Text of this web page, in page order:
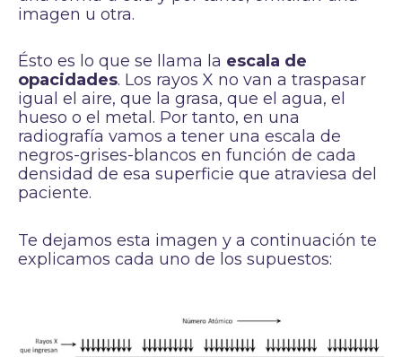
imagen u otra.
Ésto es lo que se llama la escala de
opacidades. Los rayos X no van a traspasar
igual el aire, que la grasa, que el agua, el
hueso o el metal. Por tanto, en una
radiografía vamos a tener una escala de
negros-grises-blancos en función de cada
densidad de esa superficie que atraviesa del
paciente.
Te dejamos esta imagen y a continuación te
explicamos cada uno de los supuestos: